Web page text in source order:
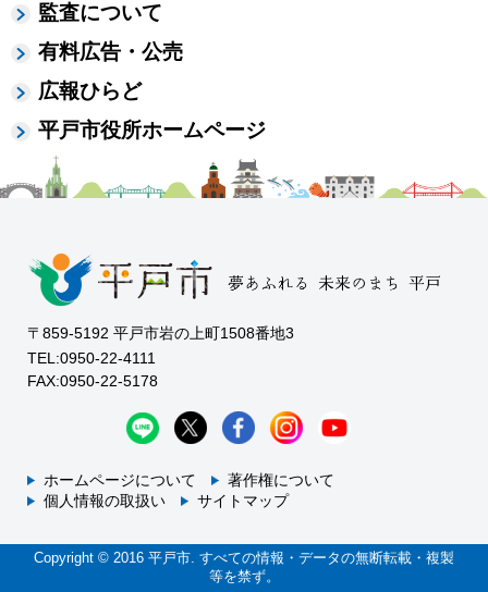
監査について
有料広告・公売
広報ひらど
平戸市役所ホームページ
〒859-5192 平戸市岩の上町1508番地3
TEL:0950-22-4111
FAX:0950-22-5178
ホームページについて
著作権について
個人情報の取扱い
サイトマップ
Copyright © 2016 平戸市. すべての情報・データの無断転載・複製
等を禁ず。